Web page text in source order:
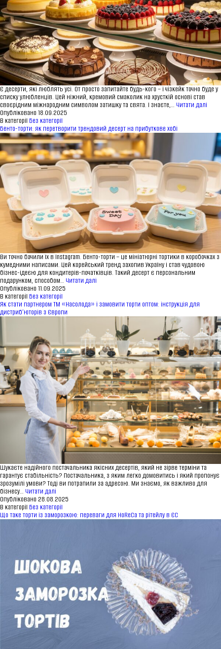
Асортимент
Каталог
Контакти
Новини
Торти
Тарти
Еклери
Айс десерти Дофамін
Пироги
UKR ENG
ЗВ'ЯЗАТИСЬ З НАМИ
Є десерти, які люблять усі. От просто запитайте будь-кого – і чізкейк точно буде у
списку улюбленців. Цей ніжний, кремовий смаколик на хрусткій основі став
своєрідним міжнародним символом затишку та свята. І знаєте,… Читати далі
Опубліковано 18.09.2025
В категорії Без категорії
Бенто-торти: як перетворити трендовий десерт на прибуткове хобі
Ви точно бачили їх в Instagram. Бенто-торти – це мініатюрні тортики в коробочках з
кумедними написами. Цей корейський тренд захопив Україну і став чудовою
бізнес-ідеєю для кондитерів-початківців. Такий десерт є персональним
подарунком, способом… Читати далі
перетворити
десерт
прибуткове
хобі
Опубліковано 11.09.2025
В категорії Без категорії
Як стати партнером ТМ «Насолода» і замовити торти оптом: інструкція для
дистриб’юторів з Європи
Шукаєте надійного постачальника якісних десертів, який не зірве терміни та
гарантує стабільність? Постачальника, з яким легко домовитись і який пропонує
зрозумілі умови? Тоді ви потрапили за адресою. Ми знаємо, як важливо для
бізнесу… Читати далі
стати
партнером
ТМ
«Насолода»
інструкція
для
з
Європи
Опубліковано 28.08.2025
В категорії Без категорії
Що таке торти із заморозкою: переваги для HoReCa та рітейлу в ЄС